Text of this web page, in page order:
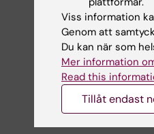
Redaktör:
Sidan
Dela
Viss information
Genom att
Du kan när som
Mer information
Read this
Tillåt endast